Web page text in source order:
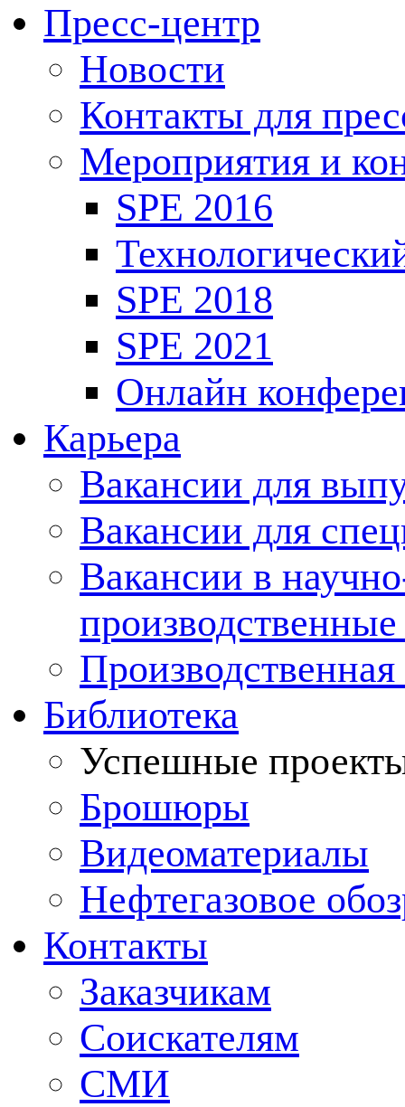
Пресс-центр
Новости
Контакты для
Мероприятия и
SPE 2016
SPE 2018
SPE 2021
Онлайн
Карьера
Вакансии для
Вакансии для
Вакансии в
Производственная
Библиотека
Успешные
Брошюры
Видеоматериалы
Нефтегазовое
Контакты
Заказчикам
Соискателям
СМИ